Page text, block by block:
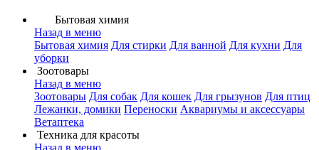
Бытовая химия
Назад в меню
Бытовая химия Для стирки Для ванной Для кухни Для
уборки
Зоотовары
Назад в меню
Зоотовары Для собак Для кошек Для грызунов Для птиц
Лежанки, домики Переноски Аквариумы и аксессуары
Ветаптека
Техника для красоты
Назад в меню